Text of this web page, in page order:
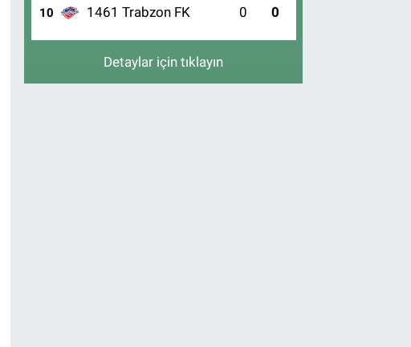
10 1461 Trabzon FK 0 0
Detaylar için tıklayın